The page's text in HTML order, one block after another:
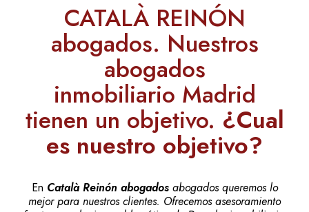
CATALÀ REINÓN
abogados. Nuestros
abogados
inmobiliario Madrid
tienen un objetivo. ¿Cual
es nuestro objetivo?
En Català Reinón abogadosabogados queremos lo
mejor para nuestros clientes. Ofrecemos asesoramiento